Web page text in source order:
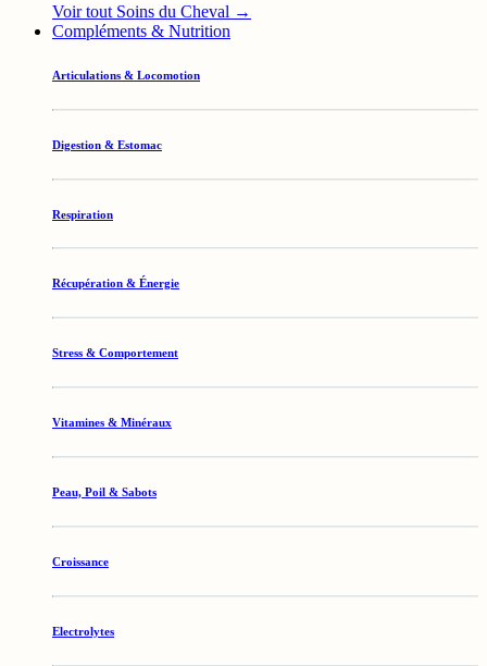
Voir tout Soins du Cheval →
Compléments & Nutrition
Articulations & Locomotion
Digestion & Estomac
Respiration
Récupération & Énergie
Stress & Comportement
Vitamines & Minéraux
Peau, Poil & Sabots
Croissance
Electrolytes